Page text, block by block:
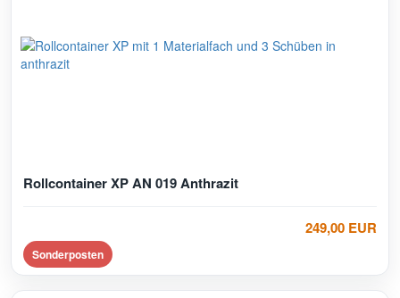
Rollcontainer XP AN 019 Anthrazit
249,00 EUR
Sonderposten